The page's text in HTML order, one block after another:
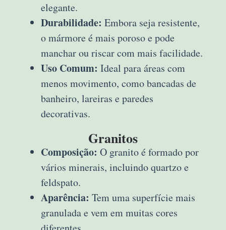
elegante.
Durabilidade: Embora seja resistente,
o mármore é mais poroso e pode
manchar ou riscar com mais facilidade.
Uso Comum: Ideal para áreas com
menos movimento, como bancadas de
banheiro, lareiras e paredes
decorativas.
Granitos
Composição: O granito é formado por
vários minerais, incluindo quartzo e
feldspato.
Aparência: Tem uma superfície mais
granulada e vem em muitas cores